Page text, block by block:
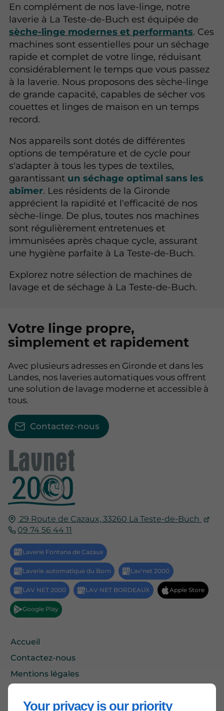
Your privacy is our priority
En complément de nos lave-linge, notre
laverie à La Teste-de-Buch est équipée de
sèche-linge modernes et performants. Ces
machines sont essentielles pour un séchage
rapide et complet de votre linge, réduisant
considérablement le temps que vous passez
à la laverie. Nous proposons des sèche-linge
de grande capacité, capables de sécher vos
couettes et linges de maison en un temps
record.
Nos appareils sont dotés de différentes
options de température et de cycle pour
s'adapter à tous les types de textiles,
garantissant un séchage optimal sans les
abîmer. Les résidents de la Gironde
apprécient la rapidité et l'efficacité de nos
sèche-linge. De plus, toutes nos machines
sont régulièrement entretenues et
immunisées après chaque cycle, assurant
une hygiène parfaite à La Teste-de-Buch.
Explorez notre sélection de machines de
lavage et de séchage à La Teste-de-Buch.
29 Route de Cazaux, 33260 La Teste-de-Buch
09 74 56 44 11
Accueil
Contactez-nous
Mentions légales
Votre linge propre,
simplement et rapidement
Avec plusieurs adresses en Gironde et dans les
Landes, nos laveries automatiques vous offrent
une solution de lavage moderne et accessible à
tous.
Contactez-nous